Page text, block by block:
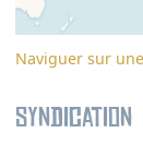
Naviguer sur
Syndication